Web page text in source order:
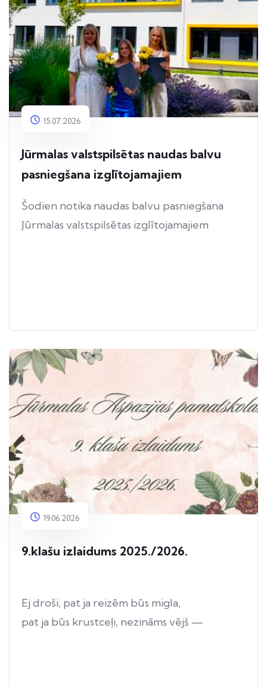
15.07.2026
Jūrmalas valstspilsētas naudas balvu
pasniegšana izglītojamajiem
Šodien notika naudas balvu pasniegšana
Jūrmalas valstspilsētas izglītojamajiem
19.06.2026
9.klašu izlaidums 2025./2026.
Ej droši, pat ja reizēm būs migla,
pat ja būs krustceļi, nezināms vējš —